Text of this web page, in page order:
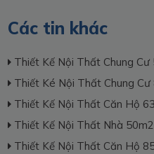
Các tin khác
Thiết Kế Nội Thất Chung Cư
Thiết Ké Nội Thất Chung Cư
Thiết Kế Nội Thất Căn Hộ
Thiết Kế Nội Thất Nhà 50m2
Thiết Kế Nội Thất Căn Hộ